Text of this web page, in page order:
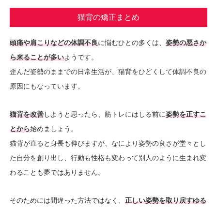
猫背の矯正まとめ
頭痛や肩こりなどの体調不良に悩むひとの多くは、 姿勢の悪さか
ら来ることが多いようです。
歪んだ姿勢のままでの日常生活が、猫背をひどくして体調不良の
原因にもなっています。
猫背を改善しようと思ったら、筋トレにはしる前に姿勢を正すこ
とから始めましょう。
猫背が直ると身長も伸びますが、なにより姿勢の良さが堂々とし
た自分を創り出し、行動も性格も変わって別人のように生まれ変
わることも夢ではありません。
そのためには間違った方法ではなく、 正しい姿勢を取り戻すゆる